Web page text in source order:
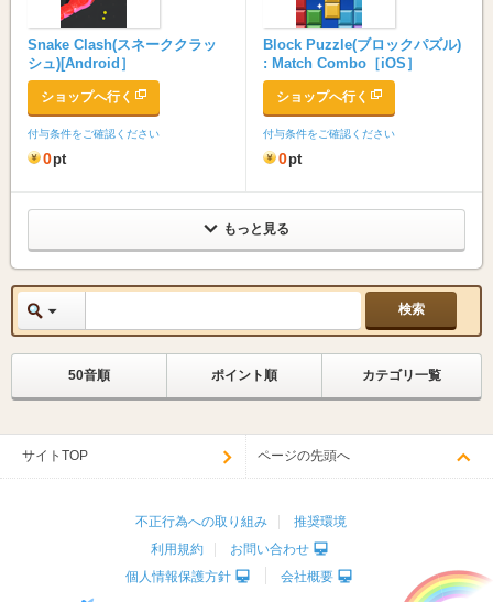
Snake Clash(スネーククラッ
シュ)[Android］
ショップへ行く
付与条件をご確認ください
0pt
Block Puzzle(ブロックパズル)
: Match Combo［iOS］
ショップへ行く
付与条件をご確認ください
0pt
もっと見る
50音順 ポイント順 カテゴリ一覧
サイトTOP ページの先頭へ
不正行為への取り組み
推奨環境
利用規約
お問い合わせ
個人情報保護方針
会社概要